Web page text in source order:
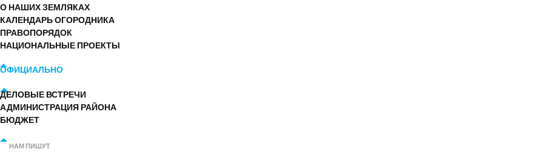
О НАШИХ ЗЕМЛЯКАХ
КАЛЕНДАРЬ ОГОРОДНИКА
ПРАВОПОРЯДОК
НАЦИОНАЛЬНЫЕ ПРОЕКТЫ
ОФИЦИАЛЬНО
ДЕЛОВЫЕ ВСТРЕЧИ
АДМИНИСТРАЦИЯ РАЙОНА
БЮДЖЕТ
НАМ ПИШУТ